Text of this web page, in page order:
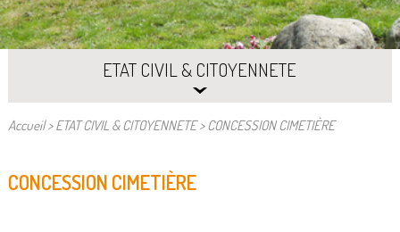
ETAT CIVIL & CITOYENNETE
Accueil>ETAT CIVIL & CITOYENNETE>CONCESSION CIMETIÈRE
CONCESSION CIMETIÈRE